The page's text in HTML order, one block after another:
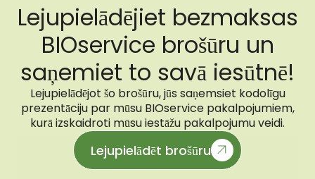
Lejupielādējiet bezmaksas
BIOservice brošūru un
saņemiet to savā iesūtnē!
Lejupielādējot šo brošūru, jūs saņemsiet kodolīgu
prezentāciju par mūsu BIOservice pakalpojumiem,
kurā izskaidroti mūsu iestāžu pakalpojumu veidi.
Lejupielādēt brošūru